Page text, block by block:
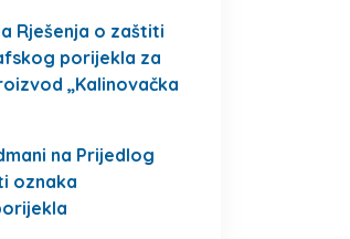
Rješenja o zaštiti
porijekla za
„Kalinovačka
na Prijedlog
oznaka